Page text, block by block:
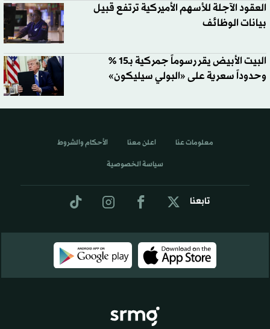
العقود الآجلة للأسهم الأميركية ترتفع قبيل
بيانات الوظائف
البيت الأبيض يقر رسوماً جمركية بـ15 %
وحدوداً سعرية على «البولي سيليكون»
تابعنا
معلومات عنا اعلن معنا الأحكام والشروط
سياسة الخصوصية